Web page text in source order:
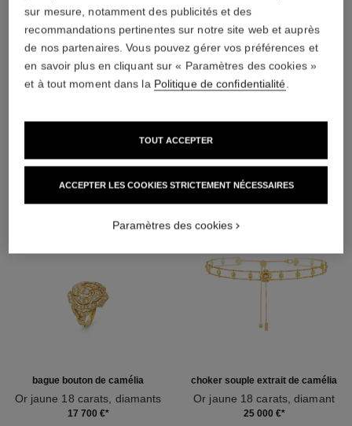
matériau
Or jaune 18 carats
DÉCOUVREZ AUSSI
bague bouton de camélia
Or jaune 18 carats, diamants
Réf. J1212117 700 €*
choker souple extrait de camélia
Or jaune 18 carats, diamant
Réf. J1365225 000 €*
sur mesure, notamment des publicités et des
recommandations pertinentes sur notre site web et auprès
de nos partenaires. Vous pouvez gérer vos préférences et
en savoir plus en cliquant sur « Paramètres des cookies »
et à tout moment dans la Politique de confidentialité
ACCEPTER LES COOKIES STRICTEMENT NÉCESSAIRES
TOUT ACCEPTER
Paramètres des cookies